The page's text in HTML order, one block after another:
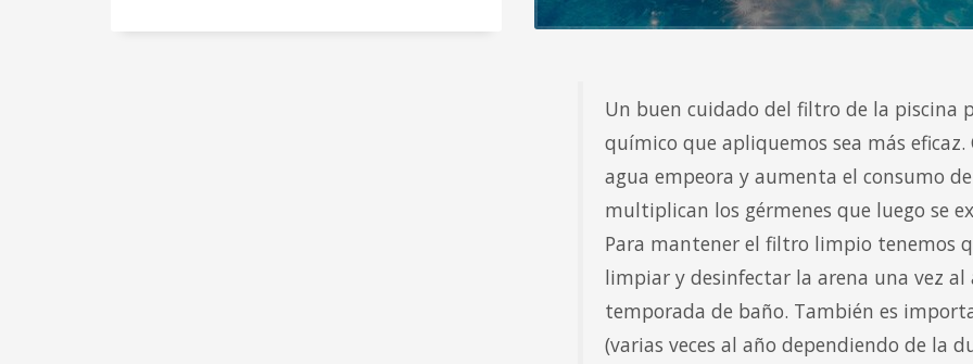
Un buen cuidado del filtro de la
químico que apliquemos sea más
agua empeora y aumenta el consumo
multiplican los gérmenes que luego se
Para mantener el filtro limpio tenemos
limpiar y desinfectar la arena una vez
temporada de baño. También es
(varias veces al año dependiendo de la